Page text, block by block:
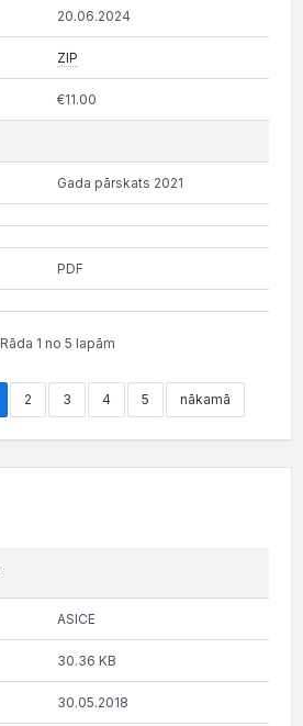
20.06.2024
ZIP
€11.00
Gada pārskats 2021
PDF
Rāda 1 no 5 lapām
2 3 4 5 nākamā
ASICE
30.36 KB
30.05.2018